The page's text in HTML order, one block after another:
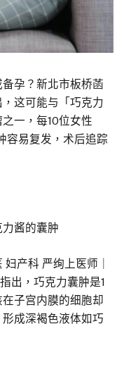
孕？新北市板桥菡
这可能与「巧克力
一，每10位女性
容易复发，术后追踪
酱的囊肿
产科 严绚上医师｜
出，巧克力囊肿是1
子宫内膜的细胞却
成深褐色液体如巧